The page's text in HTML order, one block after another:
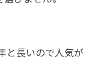
と長いので人気が